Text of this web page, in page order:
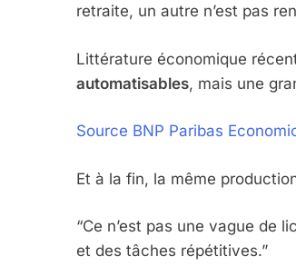
retraite, un autre n’est pas
Littérature économique
automatisables, mais une
Source BNP Paribas
Et à la fin, la même
“Ce n’est pas une vague de
et des tâches répétitives.”